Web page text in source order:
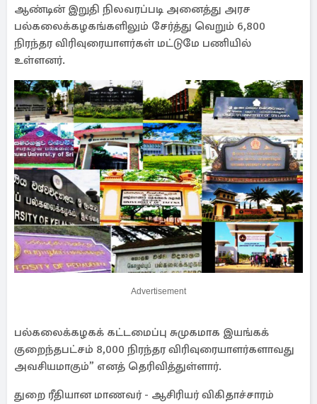
ஆண்டின் இறுதி நிலவரப்படி அனைத்து அரச
பல்கலைக்கழகங்களிலும் சேர்த்து வெறும் 6,800
நிரந்தர விரிவுரையாளர்கள் மட்டுமே பணியில்
உள்ளனர்.
Advertisement
பல்கலைக்கழகக் கட்டமைப்பு சுமுகமாக இயங்கக்
குறைந்தபட்சம் 8,000 நிரந்தர விரிவுரையாளர்களாவது
அவசியமாகும்” எனத் தெரிவித்துள்ளார்.
துறை ரீதியான மாணவர் - ஆசிரியர் விகிதாச்சாரம்